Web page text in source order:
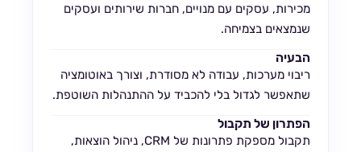
מכירות, עסקים עם מנויים, חברות שירותים ועסקים
שנמצאים בצמיחה.
הבעיה
ריבוי מערכות, עבודה לא מסודרת, וצורך באוטומציה
שתאפשר לגדול בלי להכביד על ההתנהלות השוטפת.
הפתרון של תקבול
תקבול מספקת פתרונות של CRM, ניהול הוצאות,